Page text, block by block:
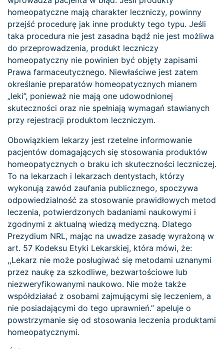
homeopatyczne mają charakter leczniczy, powinny
przejść procedurę jak inne produkty tego typu. Jeśli
taka procedura nie jest zasadna bądź nie jest możliwa
do przeprowadzenia, produkt leczniczy
homeopatyczny nie powinien być objęty zapisami
Prawa farmaceutycznego. Niewłaściwe jest zatem
określanie preparatów homeopatycznych mianem
„leki”, ponieważ nie mają one udowodnionej
skuteczności oraz nie spełniają wymagań stawianych
przy rejestracji produktom leczniczym.
Obowiązkiem lekarzy jest rzetelne informowanie
pacjentów domagających się stosowania produktów
homeopatycznych o braku ich skuteczności leczniczej.
To na lekarzach i lekarzach dentystach, którzy
wykonują zawód zaufania publicznego, spoczywa
odpowiedzialność za stosowanie prawidłowych metod
leczenia, potwierdzonych badaniami naukowymi i
zgodnymi z aktualną wiedzą medyczną. Dlatego
Prezydium NRL, mając na uwadze zasadę wyrażoną w
art. 57 Kodeksu Etyki Lekarskiej, która mówi, że:
,,Lekarz nie może posługiwać się metodami uznanymi
przez naukę za szkodliwe, bezwartościowe lub
niezweryfikowanymi naukowo. Nie może także
współdziałać z osobami zajmującymi się leczeniem, a
nie posiadającymi do tego uprawnień.’’ apeluje o
powstrzymanie się od stosowania leczenia produktami
homeopatycznymi.